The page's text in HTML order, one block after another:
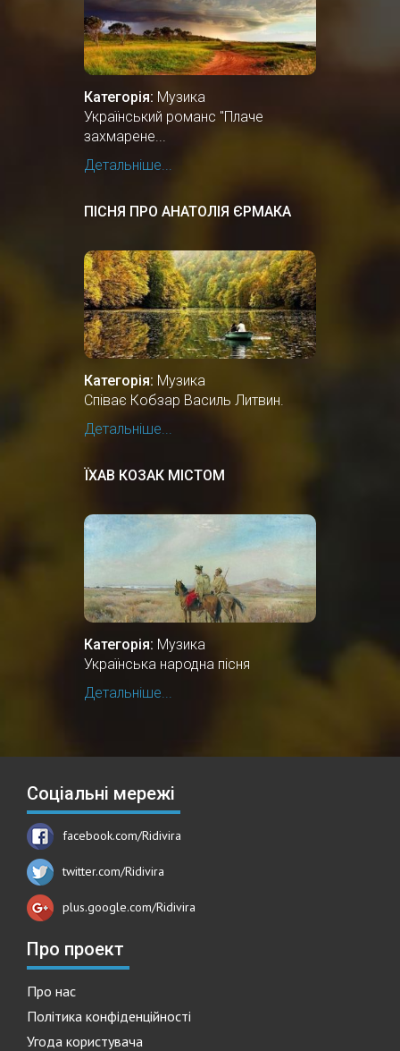
Категорія: Музика
Український романс "Плаче
захмарене...
Детальніше...
ПІСНЯ ПРО АНАТОЛІЯ ЄРМАКА
Категорія: Музика
Співає Кобзар Василь Литвин.
Детальніше...
ЇХАВ КОЗАК МІСТОМ
Категорія: Музика
Українська народна пісня
Детальніше...
Соціальні мережі
facebook.com/Ridivira
twitter.com/Ridivira
plus.google.com/Ridivira
Про проект
Про нас
Політика конфіденційності
Угода користувача